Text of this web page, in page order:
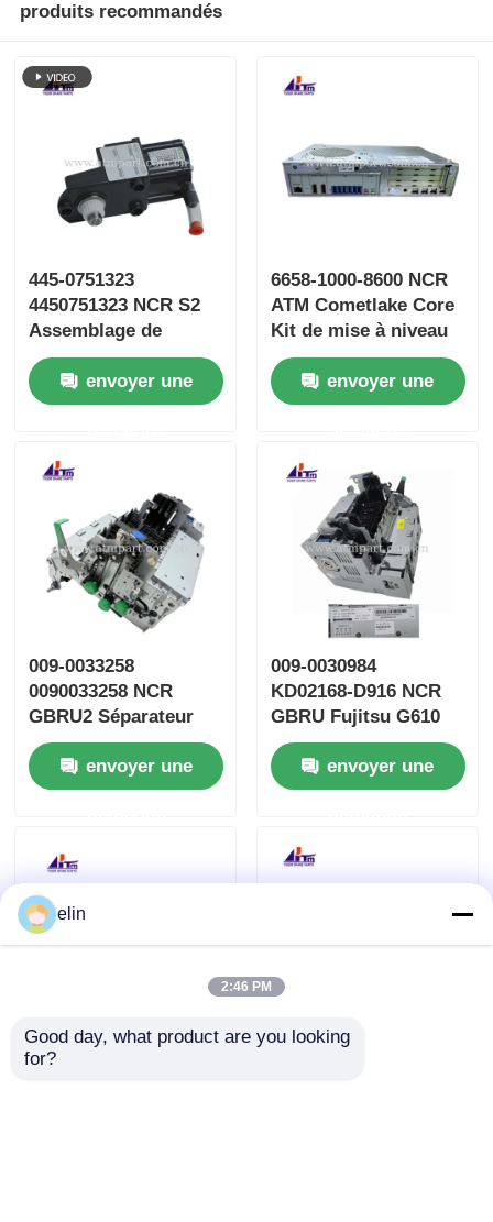
produits recommandés
445-0751323
4450751323 NCR S2
Assemblage de
pompe à vide Pièces
ATM
envoyer une
6658-1000-8600 NCR
ATM Cometlake Core
Kit de mise à niveau
PC Core
envoyer une
009-0033258
0090033258 NCR
GBRU2 Séparateur
amélioré étroit
Fujitsu G610/G611
envoyer une
009-0030984
KD02168-D916 NCR
GBRU Fujitsu G610
G611 Séparateur
amélioréenvoyer une
Le produit doit être
NCR Fujitsu GBRU
elin
2:46 PM
Good day, what product are you looking
for?